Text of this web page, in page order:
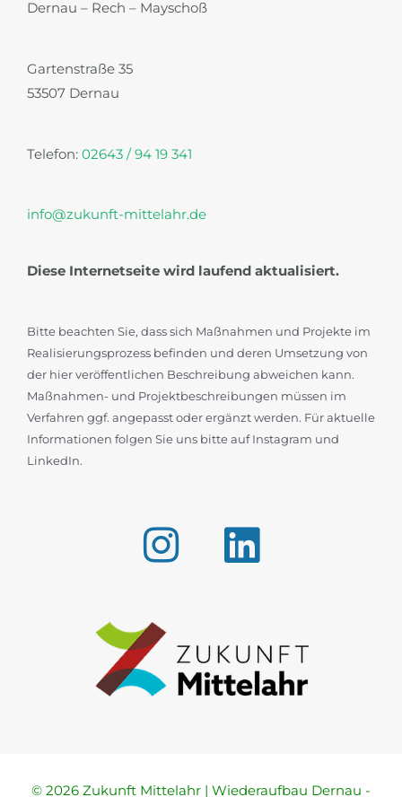
Dernau – Rech – Mayschoß
Gartenstraße 35
53507 Dernau
Telefon: 02643 / 94 19 341
info@zukunft-mittelahr.de
Diese Internetseite wird laufend aktualisiert.
Bitte beachten Sie, dass sich Maßnahmen und Projekte im
Realisierungsprozess befinden und deren Umsetzung von
der hier veröffentlichen Beschreibung abweichen kann.
Maßnahmen- und Projektbeschreibungen müssen im
Verfahren ggf. angepasst oder ergänzt werden. Für aktuelle
Informationen folgen Sie uns bitte auf Instagram und
LinkedIn.
© 2026 Zukunft Mittelahr | Wiederaufbau Dernau -